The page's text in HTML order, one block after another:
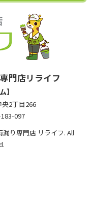
門店リライフ
】
2丁目266
097
り専門店 リライフ. All